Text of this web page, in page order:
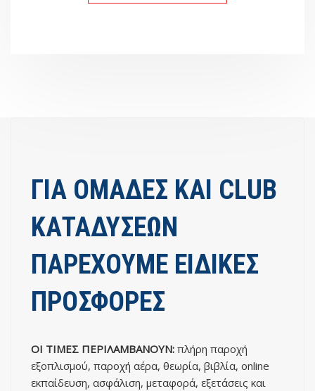
ΓΙΑ ΟΜΑΔΕΣ ΚΑΙ CLUB
ΚΑΤΑΔΥΣΕΩΝ
ΠΑΡΕΧΟΥΜΕ ΕΙΔΙΚΕΣ
ΠΡΟΣΦΟΡΕΣ
ΟΙ ΤΙΜΕΣ ΠΕΡΙΛΑΜΒΑΝΟΥΝ: πλήρη παροχή
εξοπλισμού, παροχή αέρα, θεωρία, βιβλία, online
εκπαίδευση, ασφάλιση, μεταφορά, εξετάσεις και